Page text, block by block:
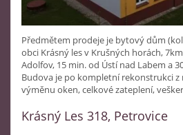
Předmětem prodeje je bytový dům
obci Krásný les v Krušných horách,
Adolfov, 15 min. od Ústí nad Labem a
Budova je po kompletní rekonstrukci z
výměnu oken, celkové zateplení,
Krásný Les 318, Petrovice